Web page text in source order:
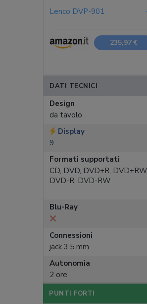
Lenco DVP-901
235,97 €
DATI TECNICI
Design
da tavolo
Display
9
Formati supportati
CD, DVD, DVD+R,
DVD-R, DVD-RW
Blu-Ray
Connessioni
jack 3,5 mm
Autonomia
2 ore
PUNTI FORTI